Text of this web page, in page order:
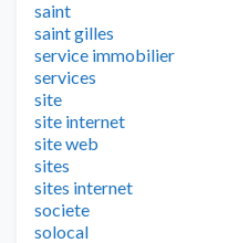
saint
saint gilles
service immobilier
services
site
site internet
site web
sites
sites internet
societe
solocal